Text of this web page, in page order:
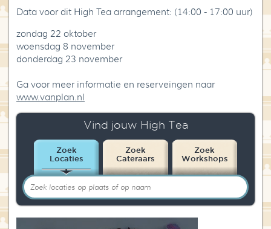
Data voor dit High Tea arrangement: (14:00 - 17:00 uur)
zondag 22 oktober
woensdag 8 november
donderdag 23 november
Ga voor meer informatie en reserveingen naar
www.vanplan.nl
Vind jouw High Tea
Zoek
Locaties
Zoek
Cateraars
Zoek
Workshops